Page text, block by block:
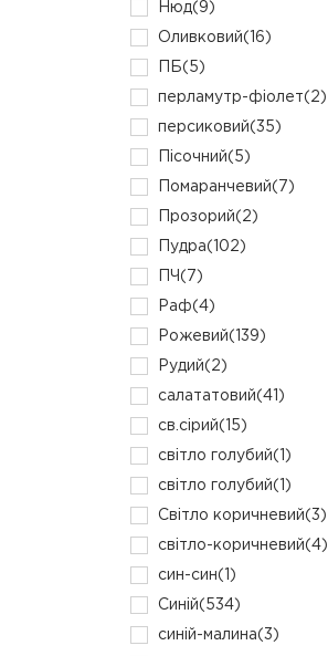
Нюд(9)
Оливковий(16)
ПБ(5)
перламутр-фіолет(2)
персиковий(35)
Пісочний(5)
Помаранчевий(7)
Прозорий(2)
Пудра(102)
ПЧ (7)
Раф(4)
Рожевий(139)
Рудий(2)
салататовий(41)
св.сірий(15)
світло голубий(1)
світло голубий(1)
Світло коричневий(3)
світло-коричневий(4)
син-син(1)
Синій(534)
синій-малина(3)